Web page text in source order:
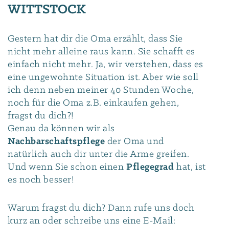
WITTSTOCK
Gestern hat dir die Oma erzählt, dass Sie
nicht mehr alleine raus kann. Sie schafft es
einfach nicht mehr. Ja, wir verstehen, dass es
eine ungewohnte Situation ist. Aber wie soll
ich denn neben meiner 40 Stunden Woche,
noch für die Oma z.B. einkaufen gehen,
fragst du dich?!
Genau da können wir als
Nachbarschaftspflege der Oma und
natürlich auch dir unter die Arme greifen.
Und wenn Sie schon einen Pflegegrad hat, ist
es noch besser!
Warum fragst du dich? Dann rufe uns doch
kurz an oder schreibe uns eine E-Mail: